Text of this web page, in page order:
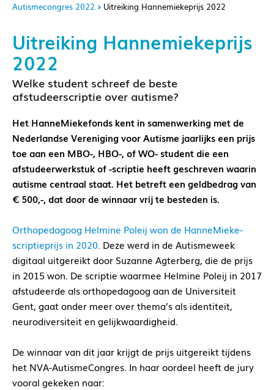
Autismecongres 2022
Uitreiking Hannemiekeprijs 2022
Uitreiking Hannemiekeprijs
2022
Welke student schreef de beste
afstudeerscriptie over autisme?
Het HanneMiekefonds kent in samenwerking met de
Nederlandse Vereniging voor Autisme jaarlijks een prijs
toe aan een MBO-, HBO-, of WO- student die een
afstudeerwerkstuk of -scriptie heeft geschreven waarin
autisme centraal staat. Het betreft een geldbedrag van
€ 500,-, dat door de winnaar vrij te besteden is.
Orthopedagoog Helmine Poleij won de HanneMieke-
scriptieprijs in 2020. Deze werd in de Autismeweek
digitaal uitgereikt door Suzanne Agterberg, die de prijs
in 2015 won. De scriptie waarmee Helmine Poleij in 2017
afstudeerde als orthopedagoog aan de Universiteit
Gent, gaat onder meer over thema’s als identiteit,
neurodiversiteit en gelijkwaardigheid.
De winnaar van dit jaar krijgt de prijs uitgereikt tijdens
het NVA-AutismeCongres. In haar oordeel heeft de jury
vooral gekeken naar: